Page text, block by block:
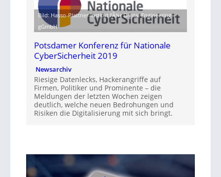
Bild: Hasso-Plattner-Institut fÃ¼r Digital Engineering
gGmbH
Potsdamer Konferenz für Nationale
CyberSicherheit 2019
Newsarchiv
Riesige Datenlecks, Hackerangriffe auf
Firmen, Politiker und Prominente – die
Meldungen der letzten Wochen zeigen
deutlich, welche neuen Bedrohungen und
Risiken die Digitalisierung mit sich bringt.